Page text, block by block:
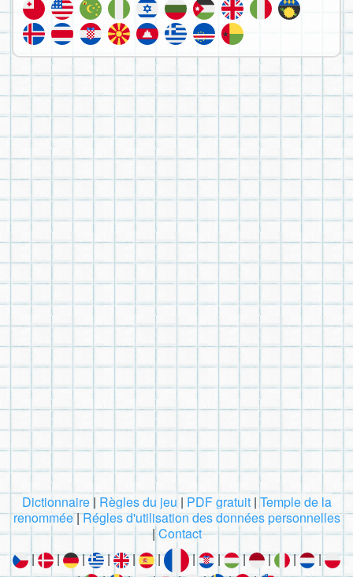
Dictionnaire| Règles du jeu | PDF gratuit|Temple de la
renommée|Régles d'utilisation des données personnelles
|Contact
|
| | | | | | | | | |
|